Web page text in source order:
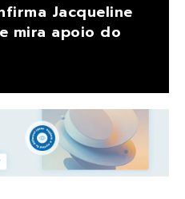
Jacqueline
mira apoio do